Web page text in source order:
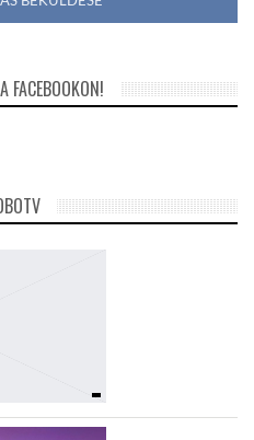
FACEBOOKON!